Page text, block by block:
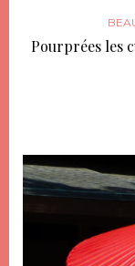
Pourprées les